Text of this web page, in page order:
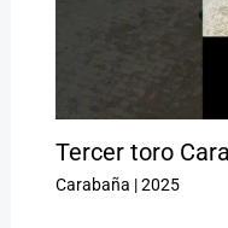
Tercer toro
Carabaña |2025